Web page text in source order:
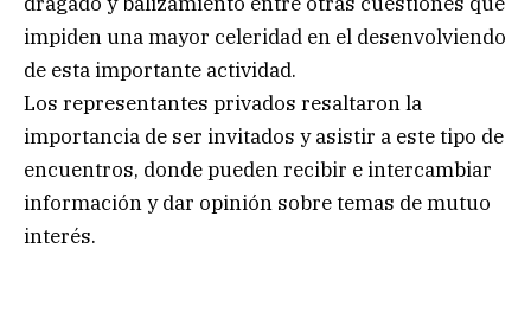
impiden una mayor celeridad en el desenvolviendo
de esta importante actividad.
Los representantes privados resaltaron la
importancia de ser invitados y asistir a este tipo de
encuentros, donde pueden recibir e intercambiar
información y dar opinión sobre temas de mutuo
interés.